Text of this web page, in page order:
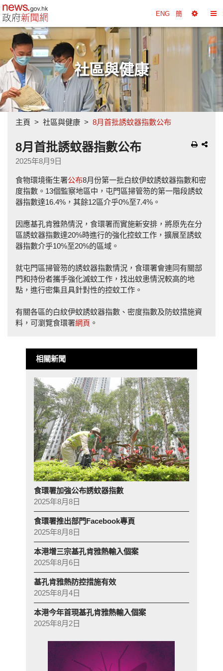
政府新聞網主頁 ENG 簡
擇
換
目
錄
社區與健康
主頁 社區與健康 8月首批誘蚊器指數公布
8月首批誘蚊器指數公布
2025年8月9日
食物環境衞生署公布8月份第一批白紋伊蚊誘蚊器指數和密
度指數。13個監察地區中，屯門區掃管笏的第一階段誘蚊
器指數達16.4%，其餘12區介乎0%至7.4%。
因應基孔肯雅熱情況，食環署而實施新安排，將原先在分
區誘蚊器指數達20%時進行的強化控蚊工作，擴展至誘蚊
器指數介乎10%至20%的區域。
就屯門區掃管笏的誘蚊器指數情況，食環署會連同有關部
門和持份者攜手強化滅蚊工作，找出蚊患情況較高的地
點，進行密集且具針對性的控蚊工作。
有關各區的白紋伊蚊誘蚊器指數、密度指數及防蚊措施資
料，可瀏覽食環署網頁 。
相關新聞
食環署加強公布誘蚊器指數
2025年8月8日
食環署推出部門Facebook專頁
2025年8月8日
本港增三宗基孔肯雅熱輸入個案
2025年8月6日
基孔肯雅熱防控措施有效
2025年8月4日
本港今年首現基孔肯雅熱輸入個案
2025年8月2日